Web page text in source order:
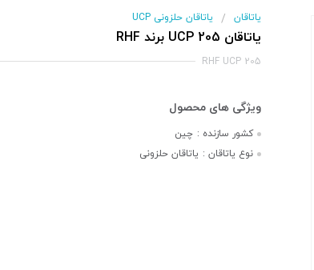
یاتاقان / یاتاقان حلزونی UCP
یاتاقان UCP 205 برند RHF
RHF UCP 205
کشور سازنده : چین
نوع یاتاقان : یاتاقان حلزونی